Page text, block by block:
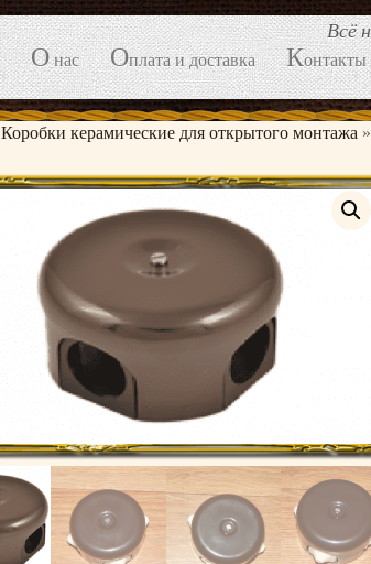
Всё
Онас Оплата и доставка Контакты
Коробки керамические для открытого монтажа »